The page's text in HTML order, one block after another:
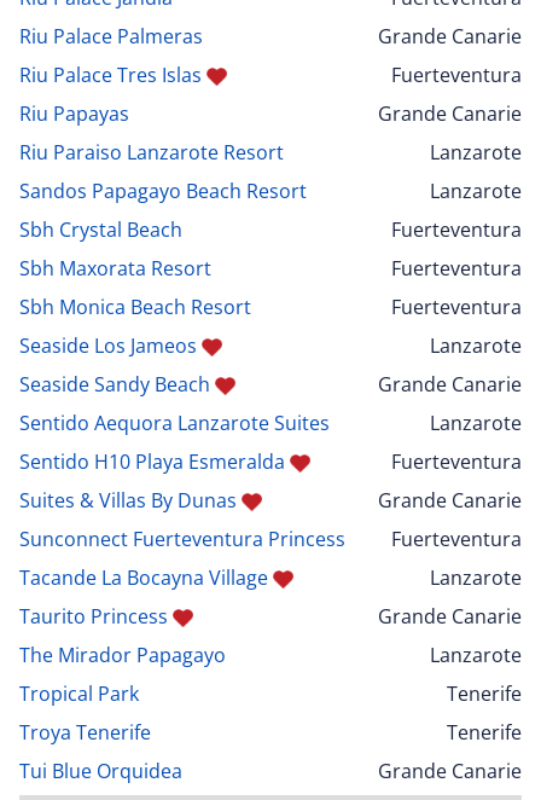
Riu Palace Palmeras
Grande Canarie
Riu Palace Tres Islas
Fuerteventura
Riu Papayas
Grande Canarie
Riu Paraiso Lanzarote Resort
Lanzarote
Sandos Papagayo Beach Resort
Lanzarote
Sbh Crystal Beach
Fuerteventura
Sbh Maxorata Resort
Fuerteventura
Sbh Monica Beach Resort
Fuerteventura
Seaside Los Jameos
Lanzarote
Seaside Sandy Beach
Grande Canarie
Sentido Aequora Lanzarote Suites
Lanzarote
Sentido H10 Playa Esmeralda
Fuerteventura
Suites & Villas By Dunas
Grande Canarie
Sunconnect Fuerteventura Princess
Fuerteventura
Tacande La Bocayna Village
Lanzarote
Taurito Princess
Grande Canarie
The Mirador Papagayo
Lanzarote
Tropical Park
Tenerife
Troya Tenerife
Tenerife
Tui Blue Orquidea
Grande Canarie